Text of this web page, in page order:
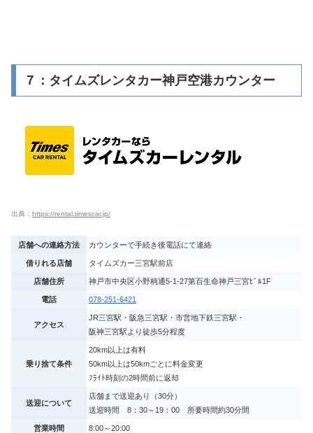
７：タイムズレンタカー神戸空港カウンター
出典： https://rental.timescar.jp/
店舗への連絡方法 カウンターで手続き後電話にて連絡
借りれる店舗 タイムズカー三宮駅前店
店舗住所 神戸市中央区小野柄通5-1-27第百生命神戸三宮ﾋﾞﾙ1F
電話 078-251-6421
アクセス
JR三宮駅・阪急三宮駅・市営地下鉄三宮駅・
阪神三宮駅より徒歩5分程度
乗り捨て条件
20km以上は有料
50km以上は50kmごとに料金変更
ﾌﾗｲﾄ時刻の2時間前に返却
送迎について
店舗まで送迎あり（30分）
送迎時間 8：30～19：00 所要時間約30分間
営業時間
8:00～20:00